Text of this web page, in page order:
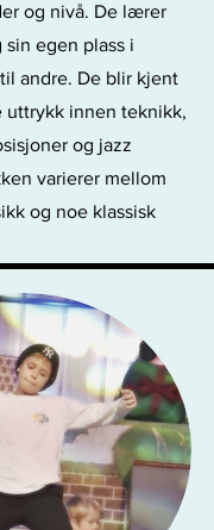
og nivå. De lærer
egen plass i
andre. De blir kjent
uttrykk innen teknikk,
og jazz
varierer mellom
og noe klassisk